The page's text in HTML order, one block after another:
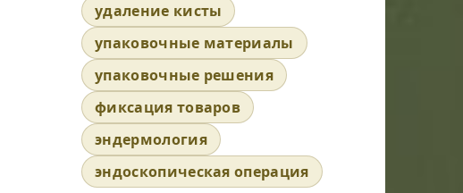
удаление кисты
упаковочные материалы
упаковочные решения
фиксация товаров
эндермология
эндоскопическая операция